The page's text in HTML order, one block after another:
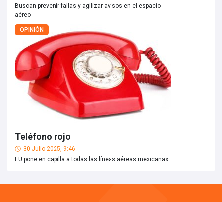
Buscan prevenir fallas y agilizar avisos en el espacio
aéreo
OPINIÓN
Teléfono rojo
30 Julio 2025, 9:46
EU pone en capilla a todas las líneas aéreas mexicanas